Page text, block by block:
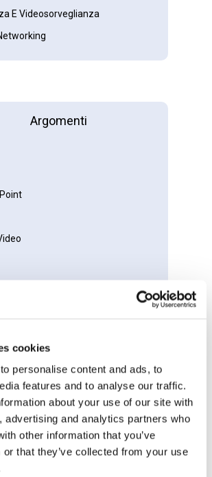
cookies
personalise content and ads, to
features and to analyse our traffic.
about your use of our site with
advertising and analytics partners who
other information that you’ve
or that they’ve collected from your use
E Videosorveglianza
Argomenti
Accessi